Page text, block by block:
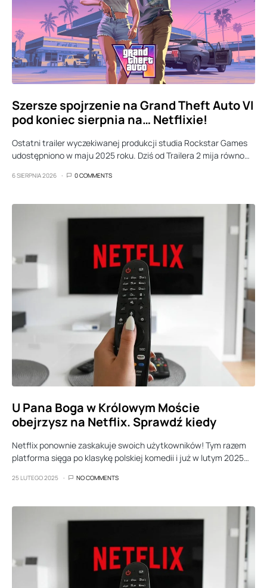
Szersze spojrzenie na Grand Theft Auto VI
pod koniec sierpnia na… Netflixie!
Ostatni trailer wyczekiwanej produkcji studia Rockstar Games
udostępniono w maju 2025 roku. Dziś od Trailera 2 mija równo…
6 SIERPNIA 2026 0 COMMENTS
U Pana Boga w Królowym Moście
obejrzysz na Netflix. Sprawdź kiedy
Netflix ponownie zaskakuje swoich użytkowników! Tym razem
platforma sięga po klasykę polskiej komedii i już w lutym 2025…
25 LUTEGO 2025 NO COMMENTS